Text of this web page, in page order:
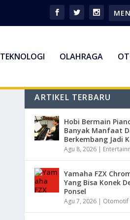
TEKNOLOGI OLAHRAGA
ARTIKEL TERBARU
Hobi Bermain
Banyak Manfaat
Berkembang Jadi
Agu 8, 2026 |
Yamaha FZX
Yang Bisa Konek
Ponsel
Agu 7, 2026 | Otomotif